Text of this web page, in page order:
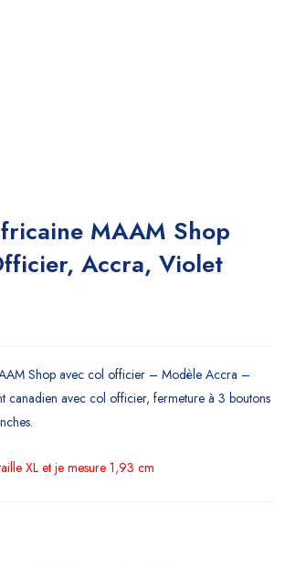
MAAM Shop
Accra, Violet
Shop avec col officier – Modèle Accra –
canadien avec col officier, fermeture à 3 boutons
XL et je mesure 1,93 cm